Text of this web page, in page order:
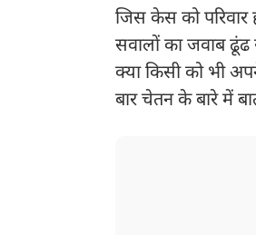
जिस केस को परिवार
सवालों का जवाब ढूंढ
क्या किसी को भी
बार चेतन के बारे में